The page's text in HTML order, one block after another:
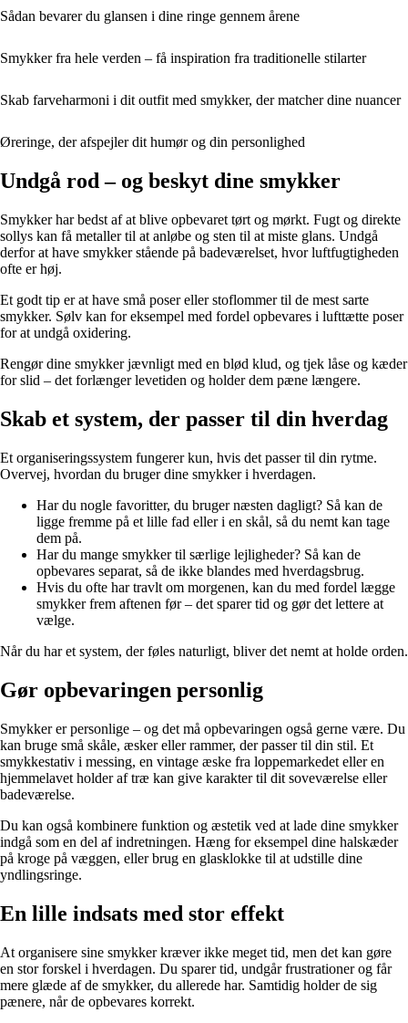
Sådan bevarer du glansen i dine ringe gennem årene
Smykker fra hele verden – få inspiration fra traditionelle stilarter
Skab farveharmoni i dit outfit med smykker, der matcher dine nuancer
Øreringe, der afspejler dit humør og din personlighed
Undgå rod – og beskyt dine smykker
Smykker har bedst af at blive opbevaret tørt og mørkt. Fugt og direkte
sollys kan få metaller til at anløbe og sten til at miste glans. Undgå
derfor at have smykker stående på badeværelset, hvor luftfugtigheden
ofte er høj.
Et godt tip er at have små poser eller stoflommer til de mest sarte
smykker. Sølv kan for eksempel med fordel opbevares i lufttætte poser
for at undgå oxidering.
Rengør dine smykker jævnligt med en blød klud, og tjek låse og kæder
for slid – det forlænger levetiden og holder dem pæne længere.
Skab et system, der passer til din hverdag
Et organiseringssystem fungerer kun, hvis det passer til din rytme.
Overvej, hvordan du bruger dine smykker i hverdagen.
Har du nogle favoritter, du bruger næsten dagligt? Så kan de
ligge fremme på et lille fad eller i en skål, så du nemt kan tage
dem på.
Har du mange smykker til særlige lejligheder? Så kan de
opbevares separat, så de ikke blandes med hverdagsbrug.
Hvis du ofte har travlt om morgenen, kan du med fordel lægge
smykker frem aftenen før – det sparer tid og gør det lettere at
vælge.
Når du har et system, der føles naturligt, bliver det nemt at holde orden.
Gør opbevaringen personlig
Smykker er personlige – og det må opbevaringen også gerne være. Du
kan bruge små skåle, æsker eller rammer, der passer til din stil. Et
smykkestativ i messing, en vintage æske fra loppemarkedet eller en
hjemmelavet holder af træ kan give karakter til dit soveværelse eller
badeværelse.
Du kan også kombinere funktion og æstetik ved at lade dine smykker
indgå som en del af indretningen. Hæng for eksempel dine halskæder
på kroge på væggen, eller brug en glasklokke til at udstille dine
yndlingsringe.
En lille indsats med stor effekt
At organisere sine smykker kræver ikke meget tid, men det kan gøre
en stor forskel i hverdagen. Du sparer tid, undgår frustrationer og får
mere glæde af de smykker, du allerede har. Samtidig holder de sig
pænere, når de opbevares korrekt.